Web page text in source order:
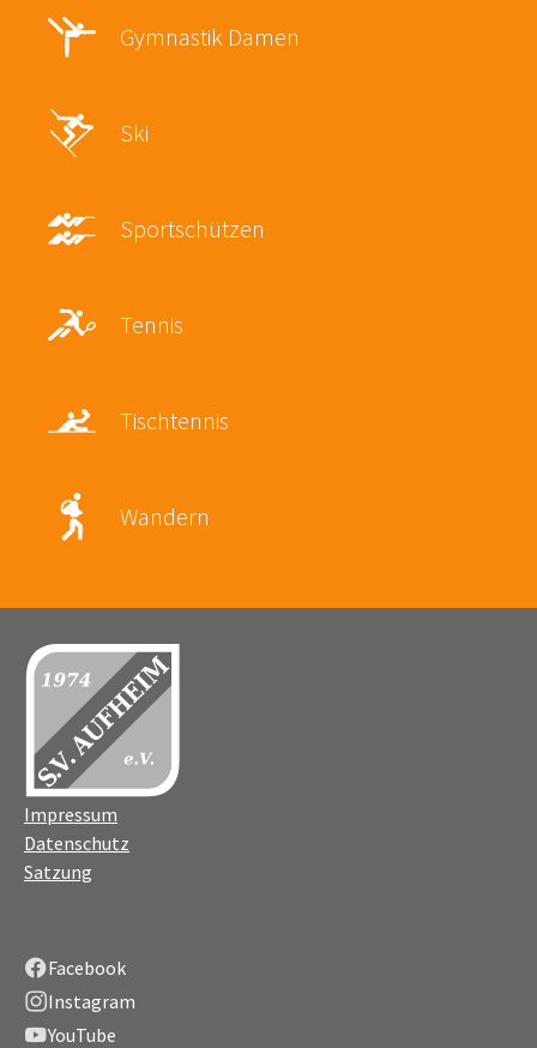
Gymnastik Damen
Ski
Sportschützen
Tennis
Tischtennis
Wandern
Impressum
Datenschutz
Satzung
Facebook
Instagram
YouTube